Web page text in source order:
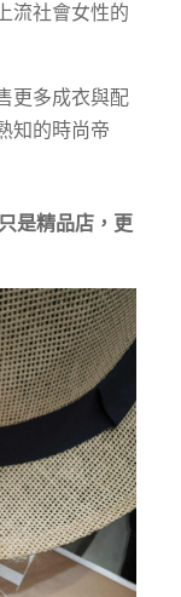
流社會女性的
更多成衣與配
知的時尚帝
是精品店，更